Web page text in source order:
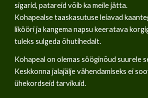
sigarid, patareid võib ka meile jätta.
Kohapealse taaskasutuse leiavad
likööri ja kangema napsu keeratava
tuleks sulgeda õhutihedalt.
Kohapeal on olemas sööginõud suurele
Keskkonna jalajälje vähendamiseks ei
ühekordseid tarvikuid.